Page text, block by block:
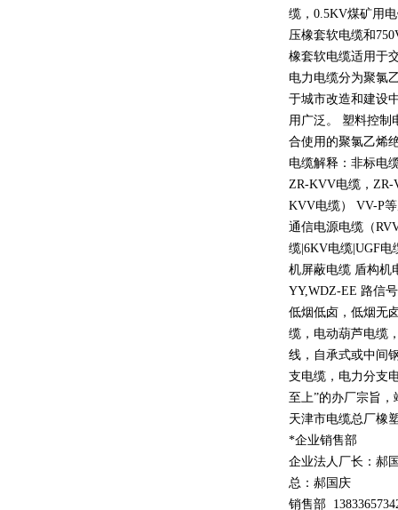
缆， 0.5KV煤矿用
压橡套软电缆和
橡套软电缆适用于
电力电缆分为聚氯
于城市改造和建设
用广泛。 塑料控制
合使用的聚氯乙烯
电缆解释：非标电
ZR-KVV电缆， ZR-
KVV电缆） VV-P
通信电源电缆（
缆 |6KV电缆 |UGF电
机屏蔽电缆 盾构机
YY,WDZ-EE 路信
低烟低卤，低烟无
缆，电动葫芦电缆
线，自承式或中间
支电缆，电力分支
至上”的办厂宗旨，
天津市电缆总厂橡
*企业销售部
企业法人厂长：郝
总：郝国庆
销售部 13833